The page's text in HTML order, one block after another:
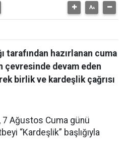
tarafından hazırlanan cuma
çevresinde devam eden
birlik ve kardeşlik çağrısı
7 Ağustos Cuma günü
“Kardeşlik” başlığıyla